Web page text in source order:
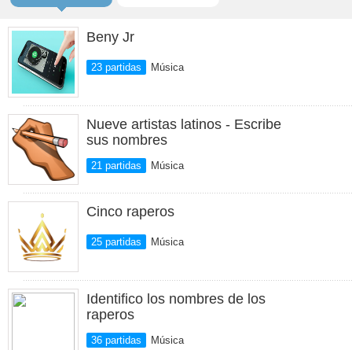
Beny Jr
23 partidas Música
Nueve artistas latinos - Escribe
sus nombres
21 partidas Música
Cinco raperos
25 partidas Música
Identifico los nombres de los
raperos
36 partidas Música